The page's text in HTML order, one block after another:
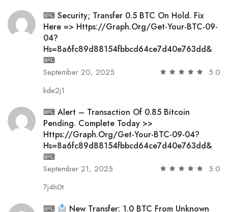
⌨ Security; Transfer 0.5 BTC On Hold. Fix
Here => Https://graph.org/Get-Your-BTC-09-
04?
Hs=8a6fc89d88154fbbcd64ce7d40e763dd&
⌨
September 20, 2025
5.0
kde2j1
⌨ Alert – Transaction Of 0.85 Bitcoin
Pending. Complete Today >>
Https://graph.org/Get-Your-BTC-09-04?
Hs=8a6fc89d88154fbbcd64ce7d40e763dd&
⌨
September 21, 2025
5.0
7j4h0t
⌨
New Transfer: 1.0 BTC From Unknown